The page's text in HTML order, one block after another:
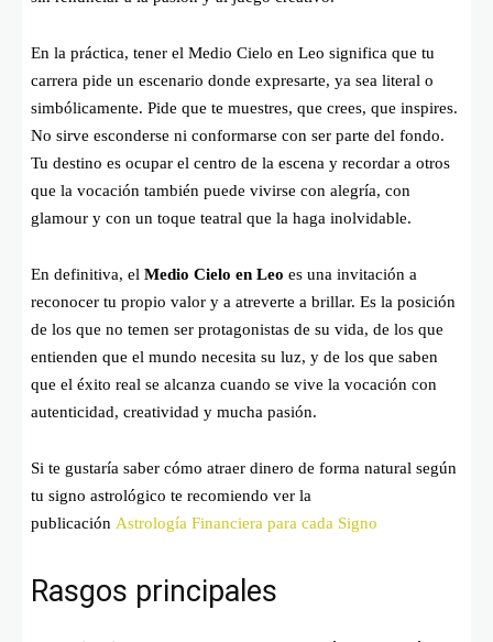
En la práctica, tener el Medio Cielo en Leo significa que tu
carrera pide un escenario donde expresarte, ya sea literal o
simbólicamente. Pide que te muestres, que crees, que inspires.
No sirve esconderse ni conformarse con ser parte del fondo.
Tu destino es ocupar el centro de la escena y recordar a otros
que la vocación también puede vivirse con alegría, con
glamour y con un toque teatral que la haga inolvidable.
En definitiva, el Medio Cielo en Leo es una invitación a
reconocer tu propio valor y a atreverte a brillar. Es la posición
de los que no temen ser protagonistas de su vida, de los que
entienden que el mundo necesita su luz, y de los que saben
que el éxito real se alcanza cuando se vive la vocación con
autenticidad, creatividad y mucha pasión.
Si te gustaría saber cómo atraer dinero de forma natural según
tu signo astrológico te recomiendo ver la
publicación Astrología Financiera para cada Signo
Rasgos principales